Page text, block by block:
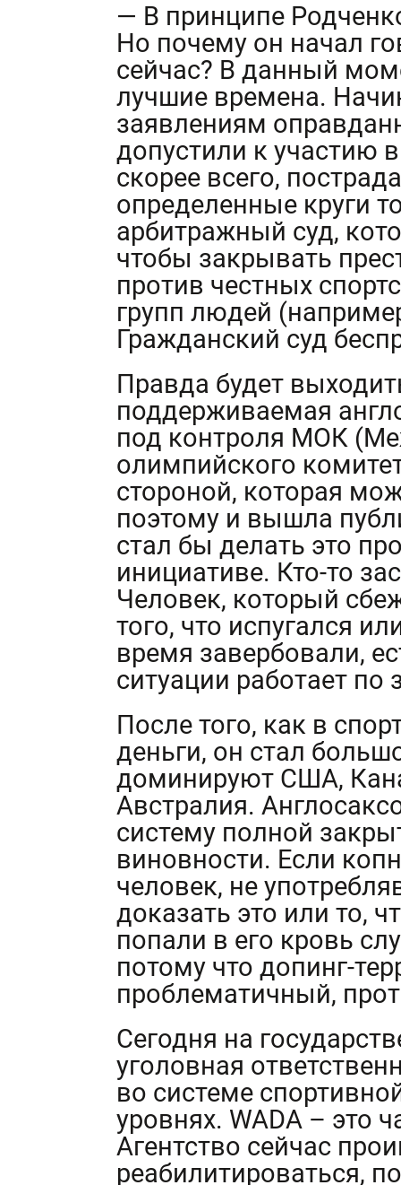
— В принципе
Но почему он начал
сейчас? В данный
лучшие времена.
заявлениям
допустили к участию
скорее всего,
определенные круги
арбитражный суд,
чтобы закрывать
против честных
групп людей
Гражданский суд
Правда будет
поддерживаемая
под контроля МОК
олимпийского
стороной, которая
поэтому и вышла
стал бы делать это
инициативе. Кто-то
Человек, который
того, что испугался
время завербовали,
ситуации работает по
После того, как в
деньги, он стал
доминируют США,
Австралия.
систему полной
виновности. Если
человек, не
доказать это или то,
попали в его кровь
потому что допинг-
проблематичный,
Сегодня на
уголовная
во системе
уровнях. WADA – это
Агентство сейчас
реабилитироваться,